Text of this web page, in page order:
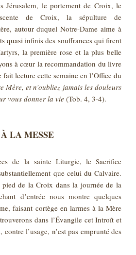
Jérusalem, le portement de Croix, le
de Croix, la sépulture de
autour duquel Notre-Dame aime à
quasi infinis des souffrances qui firent
la première rose et la plus belle
à cœur la recommandation du livre
lecture cette semaine en l’Office du
Mère, et n’oubliez jamais les douleurs
vous donner la vie (Tob. 4, 3-4).
À LA MESSE
de la sainte Liturgie, le Sacrifice
que celui du Calvaire.
pied de la Croix dans la journée de la
d’entrée nous montre quelques
faisant cortège en larmes à la Mère
dans l’Évangile cet Introït et
contre l’usage, n’est pas emprunté des